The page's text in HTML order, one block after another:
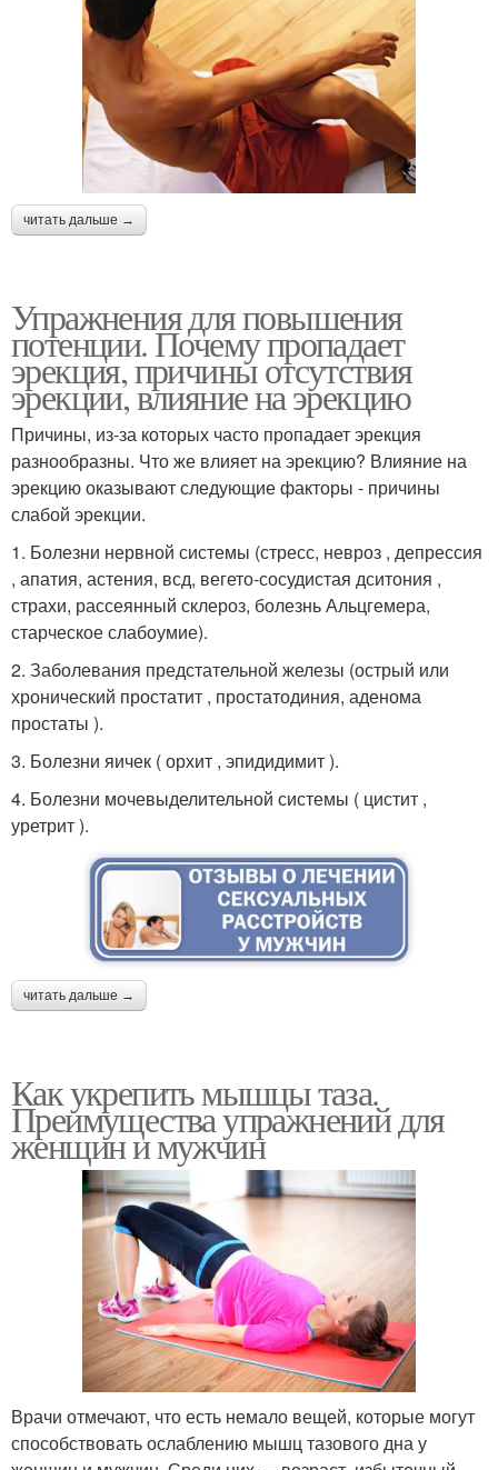
читать дальше →
Упражнения для повышения
потенции. Почему пропадает
эрекция, причины отсутствия
эрекции, влияние на эрекцию
Причины, из-за которых часто пропадает эрекция
разнообразны. Что же влияет на эрекцию? Влияние на
эрекцию оказывают следующие факторы - причины
слабой эрекции.
1. Болезни нервной системы (стресс, невроз , депрессия
, апатия, астения, всд, вегето-сосудистая дситония ,
страхи, рассеянный склероз, болезнь Альцгемера,
старческое слабоумие).
2. Заболевания предстательной железы (острый или
хронический простатит , простатодиния, аденома
простаты ).
3. Болезни яичек ( орхит , эпидидимит ).
4. Болезни мочевыделительной системы ( цистит ,
уретрит ).
читать дальше →
Как укрепить мышцы таза.
Преимущества упражнений для
женщин и мужчин
Врачи отмечают, что есть немало вещей, которые могут
способствовать ослаблению мышц тазового дна у